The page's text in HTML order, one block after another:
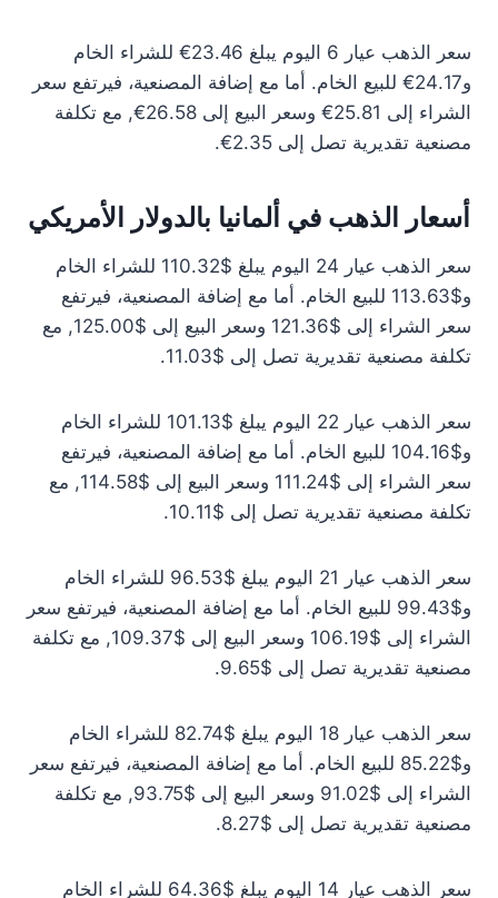
سعر الذهب عيار 6 اليوم يبلغ 23.46€ للشراء الخام
و24.17€ للبيع الخام. أما مع إضافة المصنعية، فيرتفع سعر
الشراء إلى 25.81€ وسعر البيع إلى 26.58€, مع تكلفة
مصنعية تقديرية تصل إلى 2.35€.
أسعار الذهب في ألمانيا بالدولار الأمريكي
سعر الذهب عيار 24 اليوم يبلغ $110.32 للشراء الخام
و$113.63 للبيع الخام. أما مع إضافة المصنعية، فيرتفع
سعر الشراء إلى $121.36 وسعر البيع إلى $125.00, مع
تكلفة مصنعية تقديرية تصل إلى $11.03.
سعر الذهب عيار 22 اليوم يبلغ $101.13 للشراء الخام
و$104.16 للبيع الخام. أما مع إضافة المصنعية، فيرتفع
سعر الشراء إلى $111.24 وسعر البيع إلى $114.58, مع
تكلفة مصنعية تقديرية تصل إلى $10.11.
سعر الذهب عيار 21 اليوم يبلغ $96.53 للشراء الخام
و$99.43 للبيع الخام. أما مع إضافة المصنعية، فيرتفع سعر
الشراء إلى $106.19 وسعر البيع إلى $109.37, مع تكلفة
مصنعية تقديرية تصل إلى $9.65.
سعر الذهب عيار 18 اليوم يبلغ $82.74 للشراء الخام
و$85.22 للبيع الخام. أما مع إضافة المصنعية، فيرتفع سعر
الشراء إلى $91.02 وسعر البيع إلى $93.75, مع تكلفة
مصنعية تقديرية تصل إلى $8.27.
سعر الذهب عيار 14 اليوم يبلغ $64.36 للشراء الخام